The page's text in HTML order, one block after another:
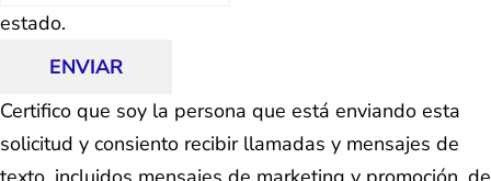
estado.
ENVIAR
Certifico que soy la persona que está enviando esta
solicitud y consiento recibir llamadas y mensajes de